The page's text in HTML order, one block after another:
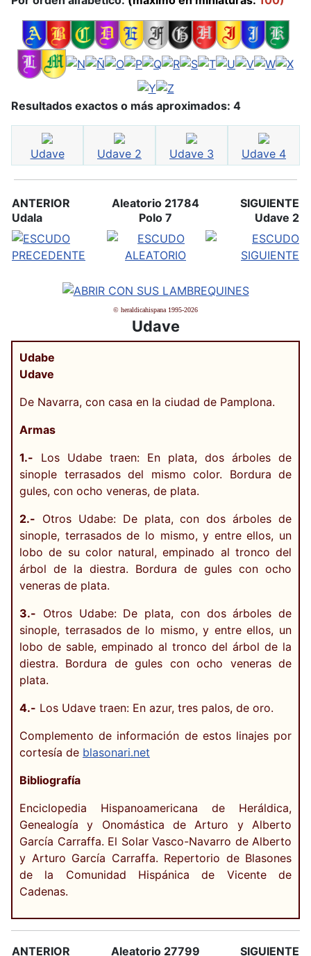
Resultados exactos o más aproximados: 4
Udave Udave 2 Udave 3 Udave 4
ANTERIOR
Udala
Aleatorio 21784
Polo 7
SIGUIENTE
Udave 2
© heraldicahispana 1995-2026
Udave
Udabe
Udave
De Navarra, con casa en la ciudad de Pamplona.
Armas
1.- Los Udabe traen: En plata, dos árboles de
sinople terrasados del mismo color. Bordura de
gules, con ocho veneras, de plata.
2.- Otros Udabe: De plata, con dos árboles de
sinople, terrasados de lo mismo, y entre ellos, un
lobo de su color natural, empinado al tronco del
árbol de la diestra. Bordura de gules con ocho
veneras de plata.
3.- Otros Udabe: De plata, con dos árboles de
sinople, terrasados de lo mismo, y entre ellos, un
lobo de sable, empinado al tronco del árbol de la
diestra. Bordura de gules con ocho veneras de
plata.
4.- Los Udave traen: En azur, tres palos, de oro.
Complemento de información de estos linajes por
cortesía de blasonari.net
Bibliografía
Enciclopedia Hispanoamericana de Heráldica,
Genealogía y Onomástica de Arturo y Alberto
García Carraffa. El Solar Vasco-Navarro de Alberto
y Arturo García Carraffa. Repertorio de Blasones
de la Comunidad Hispánica de Vicente de
Cadenas.
ANTERIOR Aleatorio 27799 SIGUIENTE